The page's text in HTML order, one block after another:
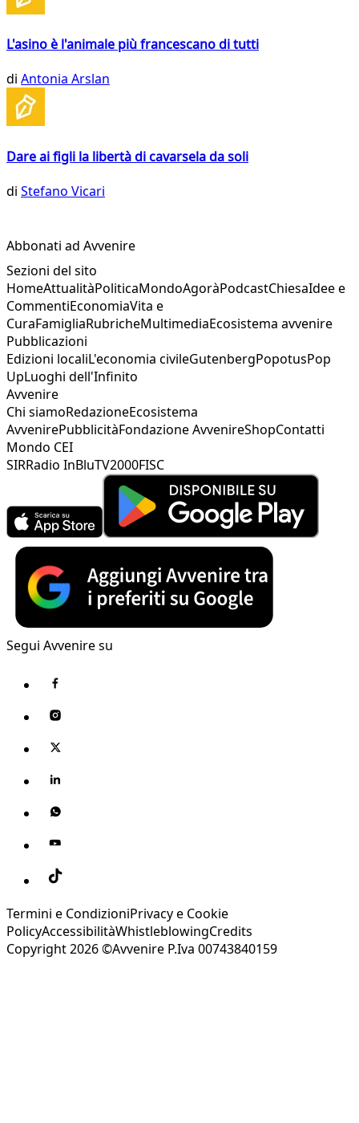
L'asino è l'animale più francescano di tutti
di Antonia Arslan
Dare ai figli la libertà di cavarsela da soli
di Stefano Vicari
Abbonati ad Avvenire
Sezioni del sito
HomeAttualitàPoliticaMondoAgoràPodcastChiesaIdee e
CommentiEconomiaVita e
CuraFamigliaRubricheMultimediaEcosistema avvenire
Pubblicazioni
Edizioni localiL'economia civileGutenbergPopotusPop
UpLuoghi dell'Infinito
Avvenire
Chi siamoRedazioneEcosistema
AvvenirePubblicitàFondazione AvvenireShopContatti
Mondo CEI
SIRRadio InBluTV2000FISC
Segui Avvenire su
Termini e CondizioniPrivacy e Cookie
PolicyAccessibilitàWhistleblowingCredits
Copyright 2026 ©Avvenire P.Iva 00743840159